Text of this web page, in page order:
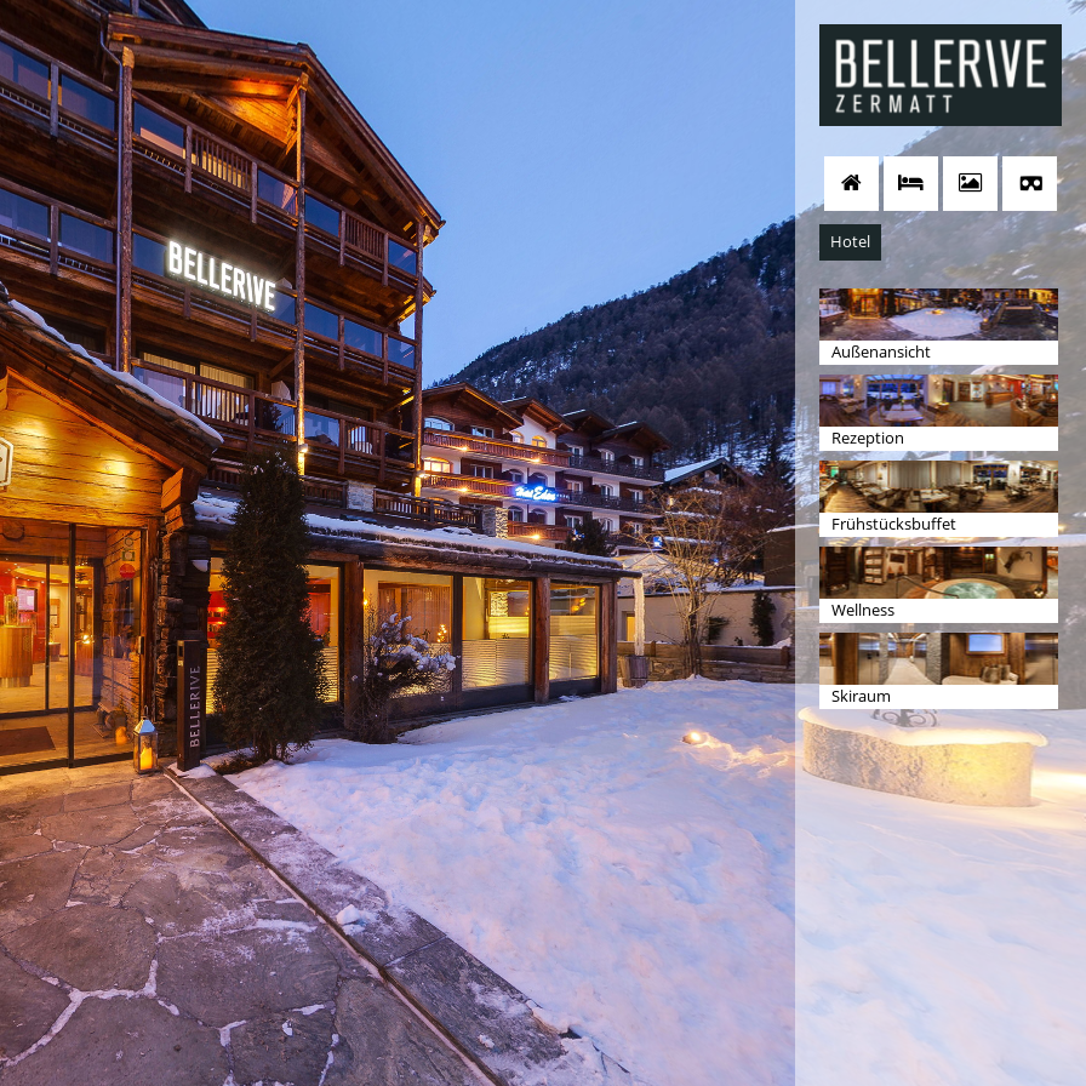
Hotel
Außenansicht
Rezeption
Frühstücksbuffet
Wellness
Skiraum